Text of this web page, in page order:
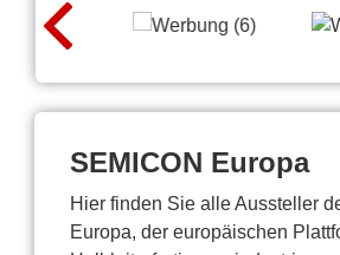
SEMICON Europa
Hier finden Sie alle Aussteller
Europa, der europäischen